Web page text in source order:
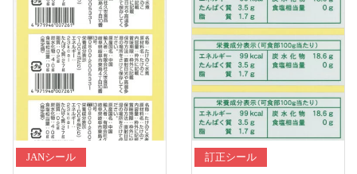
JANシール 訂正シール